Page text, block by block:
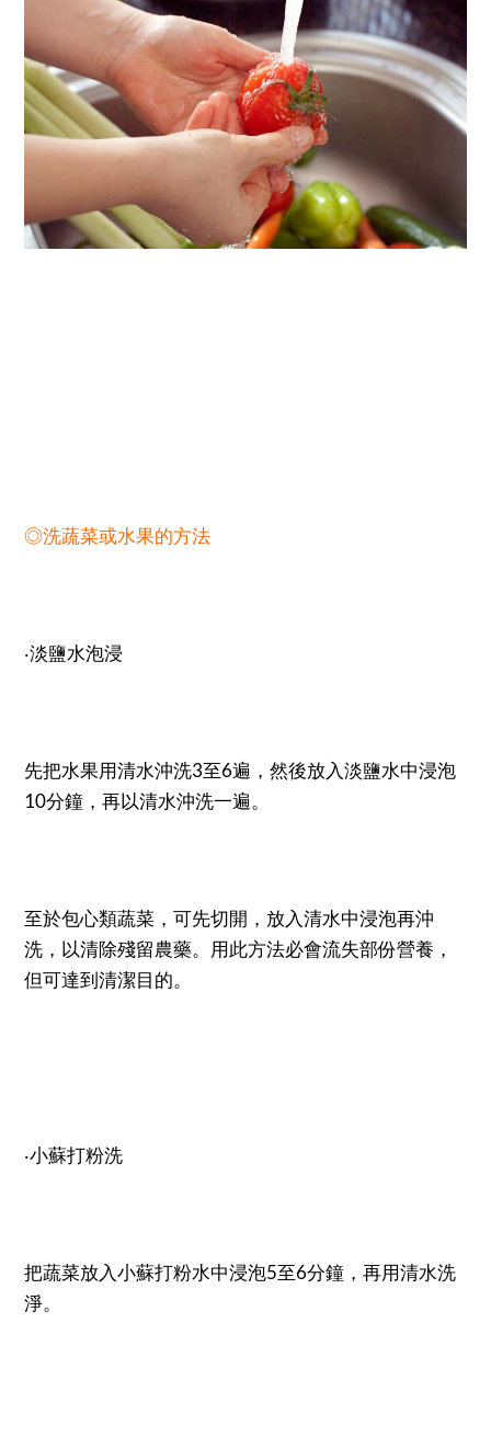
◎洗蔬菜或水果的方法
‧淡鹽水泡浸
先把水果用清水沖洗3至6遍，然後放入淡鹽水中浸泡
10分鐘，再以清水沖洗一遍。
至於包心類蔬菜，可先切開，放入清水中浸泡再沖
洗，以清除殘留農藥。用此方法必會流失部份營養，
但可達到清潔目的。
‧小蘇打粉洗
把蔬菜放入小蘇打粉水中浸泡5至6分鐘，再用清水洗
淨。